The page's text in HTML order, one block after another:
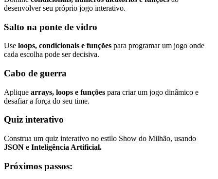
desenvolver seu próprio jogo interativo.
Salto na ponte de vidro
Use loops, condicionais e funções para programar um jogo onde
cada escolha pode ser decisiva.
Cabo de guerra
Aplique arrays, loops e funções para criar um jogo dinâmico e
desafiar a força do seu time.
Quiz interativo
Construa um quiz interativo no estilo Show do Milhão, usando
JSON e Inteligência Artificial.
Próximos passos: